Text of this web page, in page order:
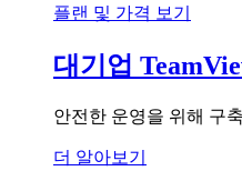
플랜 및 가격 보기
대기업
안전한 운영을 위해 구
더 알아보기